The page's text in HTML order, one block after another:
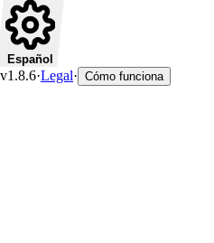
Español
v1.8.6·Legal· Cómo funciona